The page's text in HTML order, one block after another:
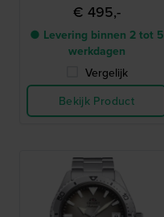
€ 495,-
● Levering binnen 2 tot 5
werkdagen
Vergelijk
Bekijk Product